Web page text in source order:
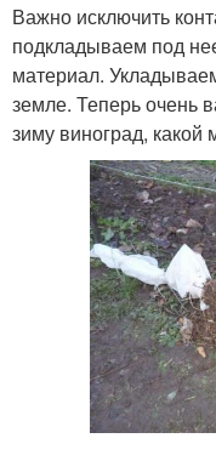
Важно исключить
подкладываем под
материал.
земле. Теперь очень
зиму виноград, какой